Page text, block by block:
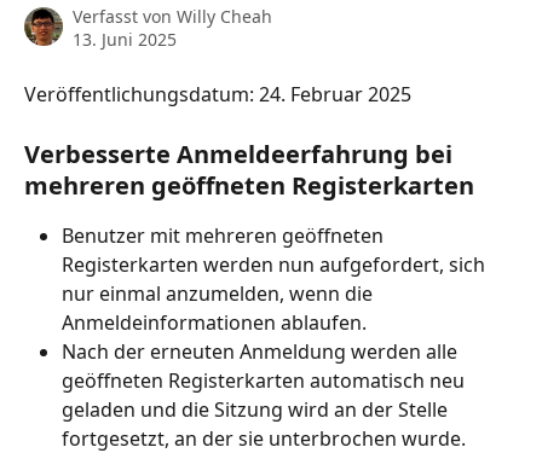
Verfasst von Willy Cheah
13. Juni 2025
Veröffentlichungsdatum: 24. Februar 2025
Verbesserte Anmeldeerfahrung bei
mehreren geöffneten Registerkarten
Benutzer mit mehreren geöffneten
Registerkarten werden nun aufgefordert, sich
nur einmal anzumelden, wenn die
Anmeldeinformationen ablaufen.
Nach der erneuten Anmeldung werden alle
geöffneten Registerkarten automatisch neu
geladen und die Sitzung wird an der Stelle
fortgesetzt, an der sie unterbrochen wurde.